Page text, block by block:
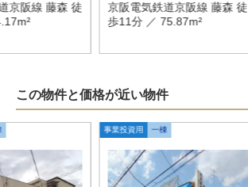
京阪線 藤森 徒
京阪電気鉄道京阪線 藤森 徒
歩11分 ／ 75.87m²
この物件と価格が近い物件
事業投資用 一棟